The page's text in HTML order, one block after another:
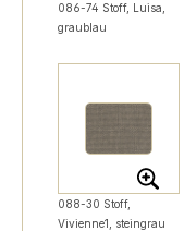
086-74 Stoff, Luisa,
graublau
088-30 Stoff,
Vivienne1, steingrau